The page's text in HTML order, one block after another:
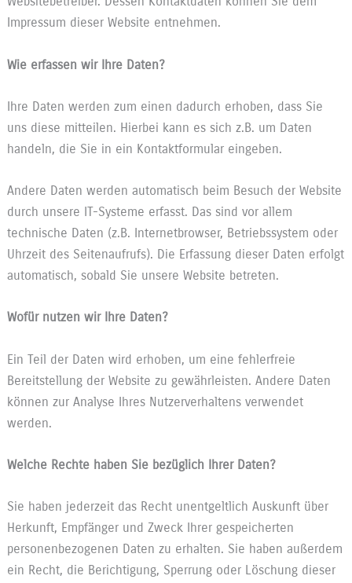
Impressum dieser Website entnehmen.
Wie erfassen wir Ihre Daten?
Ihre Daten werden zum einen dadurch erhoben, dass Sie
uns diese mitteilen. Hierbei kann es sich z.B. um Daten
handeln, die Sie in ein Kontaktformular eingeben.
Andere Daten werden automatisch beim Besuch der Website
durch unsere IT-Systeme erfasst. Das sind vor allem
technische Daten (z.B. Internetbrowser, Betriebssystem oder
Uhrzeit des Seitenaufrufs). Die Erfassung dieser Daten erfolgt
automatisch, sobald Sie unsere Website betreten.
Wofür nutzen wir Ihre Daten?
Ein Teil der Daten wird erhoben, um eine fehlerfreie
Bereitstellung der Website zu gewährleisten. Andere Daten
können zur Analyse Ihres Nutzerverhaltens verwendet
werden.
Welche Rechte haben Sie bezüglich Ihrer Daten?
Sie haben jederzeit das Recht unentgeltlich Auskunft über
Herkunft, Empfänger und Zweck Ihrer gespeicherten
personenbezogenen Daten zu erhalten. Sie haben außerdem
ein Recht, die Berichtigung, Sperrung oder Löschung dieser